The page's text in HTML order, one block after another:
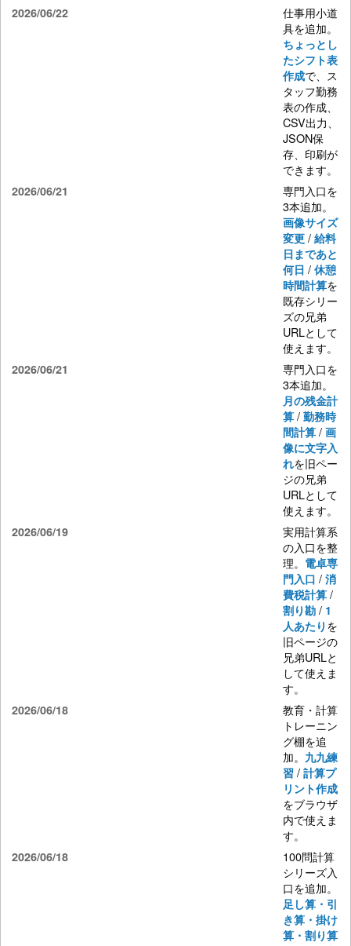
2026/06/22
仕事用小道
具を追加。
ちょっとし
たシフト表
作成で、ス
タッフ勤務
表の作成、
CSV出力、
JSON保
存、印刷が
できます。
2026/06/21
専門入口を
3本追加。
画像サイズ
変更 /給料
日まであと
何日 /休憩
時間計算を
既存シリー
ズの兄弟
URLとして
使えます。
2026/06/21
専門入口を
3本追加。
月の残金計
算 /勤務時
間計算 /画
像に文字入
れを旧ペー
ジの兄弟
URLとして
使えます。
2026/06/19
実用計算系
の入口を整
理。 電卓専
門入口 /消
費税計算 /
割り勘 / 1
人あたり を
旧ページの
兄弟URLと
して使えま
す。
2026/06/18
教育・計算
トレーニン
グ棚を追
加。 九九練
習 /計算プ
リント作成
をブラウザ
内で使えま
す。
2026/06/18
100問計算
シリーズ入
口を追加。
足し算・引
き算・掛け
算・割り算